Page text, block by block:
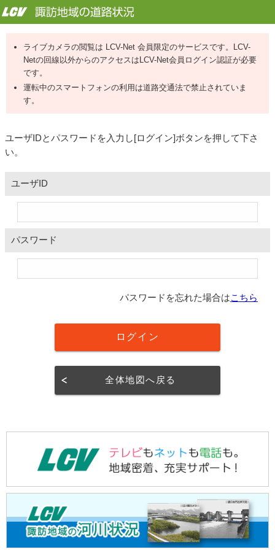
ライブカメラの閲覧は LCV-Net 会員限定のサービスです。LCV-
Netの回線以外からのアクセスはLCV-Net会員ログイン認証が必要
です。
運転中のスマートフォンの利用は道路交通法で禁止されていま
す。
ユーザIDとパスワードを入力し[ログイン]ボタンを押して下さ
い。
ユーザID
パスワード
パスワードを忘れた場合はこちら
全体地図へ戻る